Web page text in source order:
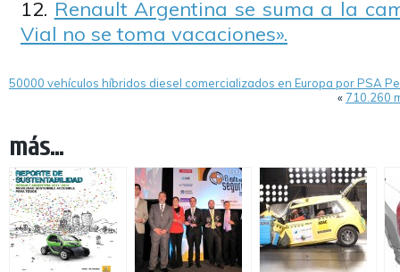
Renault Argentina se suma a la
Vial no se toma vacaciones».
50000 vehículos híbridos diesel comercializados en Europa por PSA
« 710.260
más...